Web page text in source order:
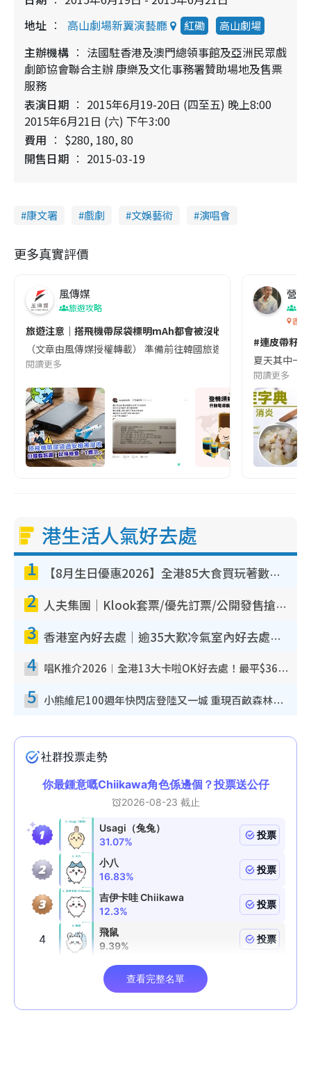
地址
高山劇場新翼演藝廳 紅磡 高山劇場
主辦機構
法國駐香港及澳門總領事館及亞洲民眾戲
劇節協會聯合主辦 康樂及文化事務署贊助場地及售票
服務
表演日期
2015年6月19-20日 (四至五) 晚上8:00
2015年6月21日 (六) 下午3:00
費用
$280, 180, 80
開售日期
2015-03-19
康文署 戲劇 文娛藝術 演唱會
更多真實評價
風傳媒
旅遊攻略
旅遊注意｜搭飛機帶尿袋標明mAh都會被沒收😱出發前切記檢查
（文章由風傳媒授權轉載） 準備前往韓國旅遊的民眾，近期要
閱讀更多
營養
香港
#連皮帶籽
夏天其中一
閱讀更多
港生活人氣好去處
1 【8月生日優惠2026】全港85大食買玩著數攻略 自助餐/火鍋放題同行免費＋誠品/DONKI送現金券
2 人夫集團｜Klook套票/優先訂票/公開發售搶飛攻略！附票價.購票連結.場地座位表
3 香港室內好去處｜逾35大歎冷氣室內好去處推介 室內活動免費避雨無懼落雨
4 唱K推介2026︱全港13大卡啦OK好去處！最平$36起 日文K都有！(附地址+收費詳情)
5 小熊維尼100週年快閃店登陸又一城 重現百畝森林經典場景／獨家限定盲盒登場／專屬DIY香水